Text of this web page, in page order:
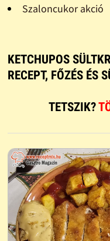
Szaloncukor akció
KETCHUPOS
RECEPT, FŐZÉS ÉS
TETSZIK?